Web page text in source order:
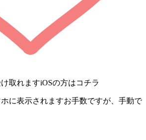
取れますiOSの方はコチラ
に表示されますお手数ですが、手動で